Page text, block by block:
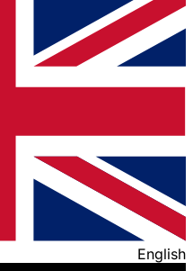
English